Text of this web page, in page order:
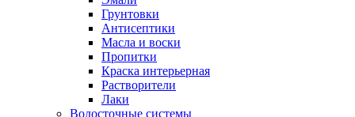
Грунтовки
Антисептики
Масла и воски
Пропитки
Краска интерьерная
Растворители
Лаки
Водосточные системы